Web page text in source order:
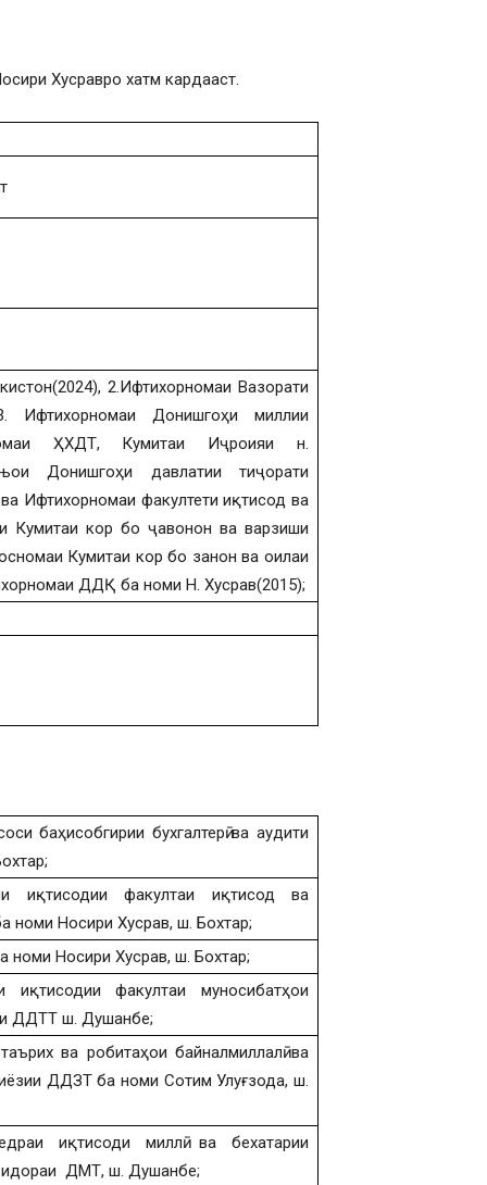
Хусравро хатм кардааст.
2.Ифтихорномаи Вазорати
Донишгоҳи миллии
ҲХДТ, Кумитаи Иҷроияи н.
Донишгоҳи давлатии тиҷорати
Ифтихорномаи факултети иқтисод ва
Кумитаи кор бо ҷавонон ва варзиши
Кумитаи кор бо занон ва оилаи
ДДҚ ба номи Н. Хусрав(2015);
баҳисобгирии бухгалтерӣ ва аудити
иқтисодии факултаи иқтисод ва
номи Носири Хусрав, ш. Бохтар;
Носири Хусрав, ш. Бохтар;
иқтисодии факултаи муносибатҳои
ДДТТ ш. Душанбе;
ва робитаҳои байналмиллалӣ ва
ДДЗТ ба номи Сотим Улуғзода, ш.
иқтисоди миллӣ ва бехатарии
идораи ДМТ, ш. Душанбе;